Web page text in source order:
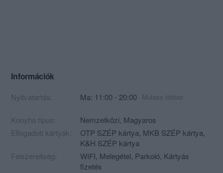
Információk
Nyitvatartás: Ma: 11:00 - 20:00 Mutass többet
Konyha típus: Nemzetközi, Magyaros
Elfogadott kártyák:
OTP SZÉP kártya, MKB SZÉP kártya,
K&H SZÉP kártya
Felszereltség:
WIFI, Melegétel, Parkoló, Kártyás
fizetés